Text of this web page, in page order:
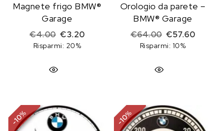
Magnete frigo BMW®
Garage
€4.00 Il prezzo originale era: €4.00.
€3.20Il prezzo attuale è: €3.20.
Risparmi: 20%
Orologio da parete –
BMW® Garage
€64.00 Il prezzo
€57.60Il
Risparmi: 10%
-
10
%
-
10
%